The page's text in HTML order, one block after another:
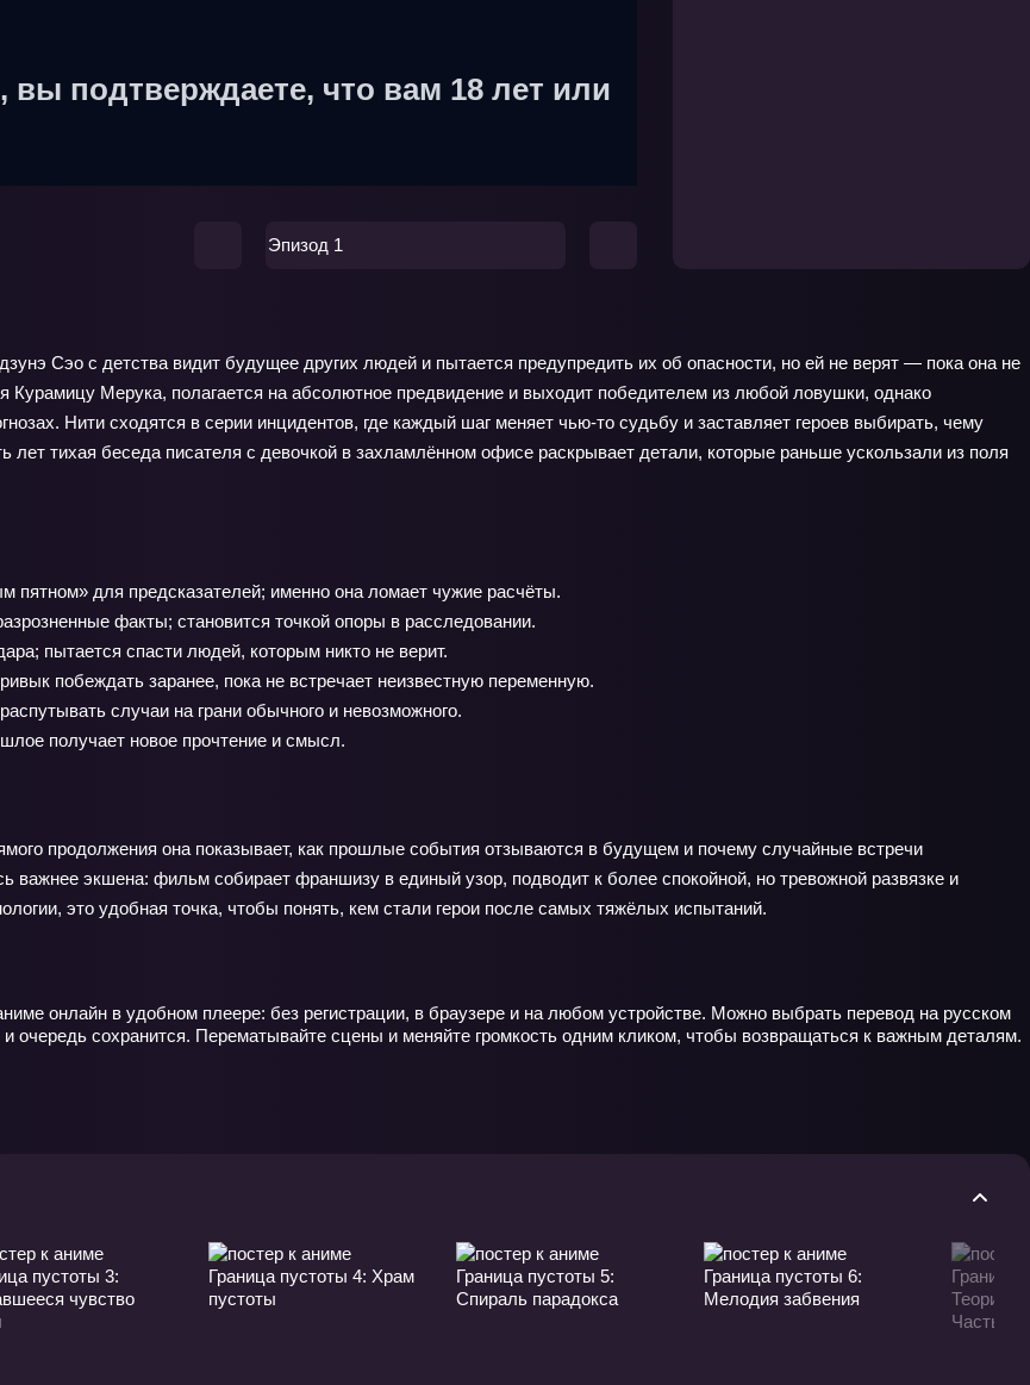
вы подтверждаете, что вам 18 лет или
Эпизод 1
Сэо с детства видит будущее других людей и пытается предупредить их об опасности, но ей не верят — пока она не
Мерука, полагается на абсолютное предвидение и выходит победителем из любой ловушки, однако
Нити сходятся в серии инцидентов, где каждый шаг меняет чью‑то судьбу и заставляет героев выбирать, чему
тихая беседа писателя с девочкой в захламлённом офисе раскрывает детали, которые раньше ускользали из поля
для предсказателей; именно она ломает чужие расчёты.
факты; становится точкой опоры в расследовании.
пытается спасти людей, которым никто не верит.
побеждать заранее, пока не встречает неизвестную переменную.
случаи на грани обычного и невозможного.
получает новое прочтение и смысл.
продолжения она показывает, как прошлые события отзываются в будущем и почему случайные встречи
важнее экшена: фильм собирает франшизу в единый узор, подводит к более спокойной, но тревожной развязке и
это удобная точка, чтобы понять, кем стали герои после самых тяжёлых испытаний.
онлайн в удобном плеере: без регистрации, в браузере и на любом устройстве. Можно выбрать перевод на русском
очередь сохранится. Перематывайте сцены и меняйте громкость одним кликом, чтобы возвращаться к важным деталям.